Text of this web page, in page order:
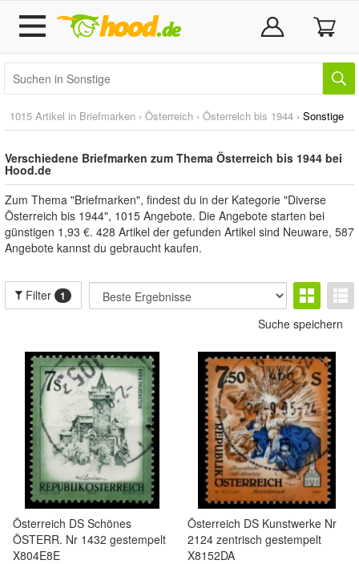
1015 Artikel in Briefmarken › Österreich › Österreich bis 1944 › Sonstige
Verschiedene Briefmarken zum Thema Österreich bis 1944 bei
Hood.de
Zum Thema "Briefmarken", findest du in der Kategorie "Diverse
Österreich bis 1944", 1015 Angebote. Die Angebote starten bei
günstigen 1,93 €. 428 Artikel der gefunden Artikel sind Neuware, 587
Angebote kannst du gebraucht kaufen.
Filter 1
Suche speichern
Österreich DS Schönes
ÖSTERR. Nr 1432 gestempelt
X804E8E
Österreich DS Kunstwerke Nr
2124 zentrisch gestempelt
X8152DA